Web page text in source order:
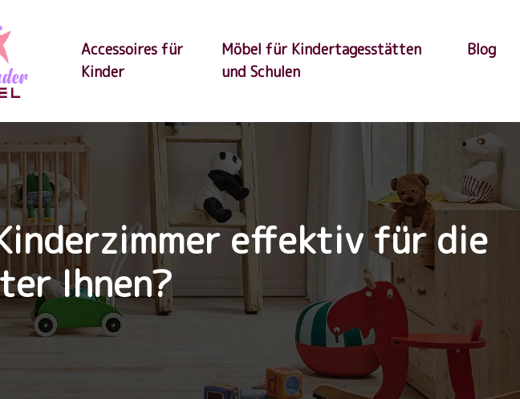
Accessoires für
Kinder
Möbel für Kindertagesstätten
und Schulen
Blog
effektiv für die
Ihnen?